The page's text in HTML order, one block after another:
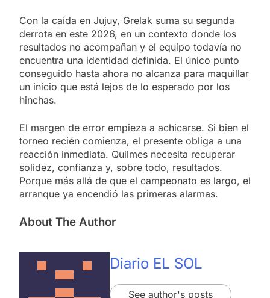
Con la caída en Jujuy, Grelak suma su segunda
derrota en este 2026, en un contexto donde los
resultados no acompañan y el equipo todavía no
encuentra una identidad definida. El único punto
conseguido hasta ahora no alcanza para maquillar
un inicio que está lejos de lo esperado por los
hinchas.
El margen de error empieza a achicarse. Si bien el
torneo recién comienza, el presente obliga a una
reacción inmediata. Quilmes necesita recuperar
solidez, confianza y, sobre todo, resultados.
Porque más allá de que el campeonato es largo, el
arranque ya encendió las primeras alarmas.
About The Author
Diario EL SOL
See author's posts